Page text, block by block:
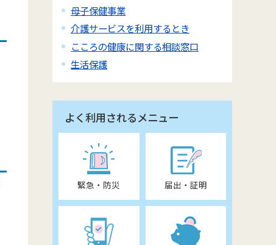
母子保健事業
介護サービスを利用するとき
こころの健康に関する相談窓口
生活保護
よく利用されるメニュー
緊急・防災 届出・証明